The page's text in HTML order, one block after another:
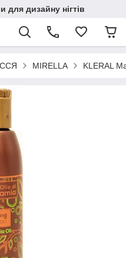
для дизайну нігтів
MIRELLA KLERAL